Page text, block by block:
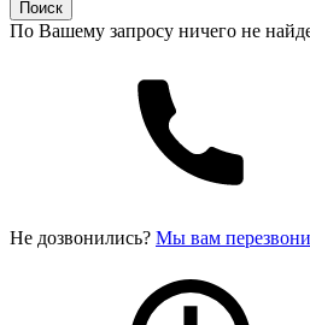
Поиск
По Вашему запросу ничего не
Не дозвонились? Мы вам